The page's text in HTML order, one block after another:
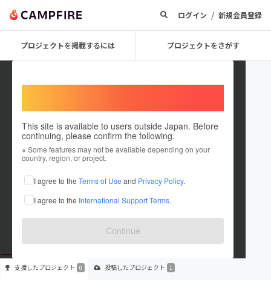
ログイン / 新規会員登録
プロジェクトを掲載するには プロジェクトをさがす
This site is available to users outside Japan. Before
continuing, please confirm the following.
※ Some features may not be available depending on your
country, region, or project.
I agree to the Terms of Use and Privacy Policy.
I agree to the International Support Terms.
Continue
asakusakaiunndou18
これまでに1件のプロジェクトを投稿しています
在住国：未設定
出身国：未設定
支援したプロジェクト 0 投稿したプロジェクト 1